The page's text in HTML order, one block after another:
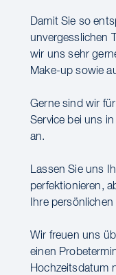
Damit Sie so
unvergesslichen
wir uns sehr
Make-up sowie
Gerne sind wir
Service bei uns
an.
Lassen Sie uns
perfektionieren,
Ihre
Wir freuen uns
einen
Hochzeitsdatum